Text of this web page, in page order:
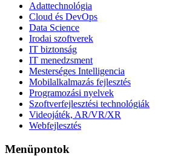
Adattechnológia
Cloud és DevOps
Data Science
Irodai szoftverek
IT biztonság
IT menedzsment
Mesterséges Intelligencia
Mobilalkalmazás fejlesztés
Programozási nyelvek
Szoftverfejlesztési technológiák
Videojáték, AR/VR/XR
Webfejlesztés
Menüpontok